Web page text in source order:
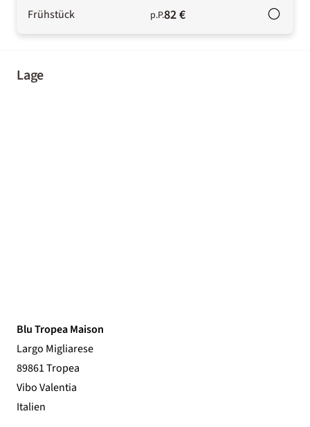
Frühstück p.P.82 €
Lage
Blu Tropea Maison
Largo Migliarese
89861 Tropea
Vibo Valentia
Italien